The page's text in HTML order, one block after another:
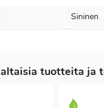
Sininen
tuotteita ja